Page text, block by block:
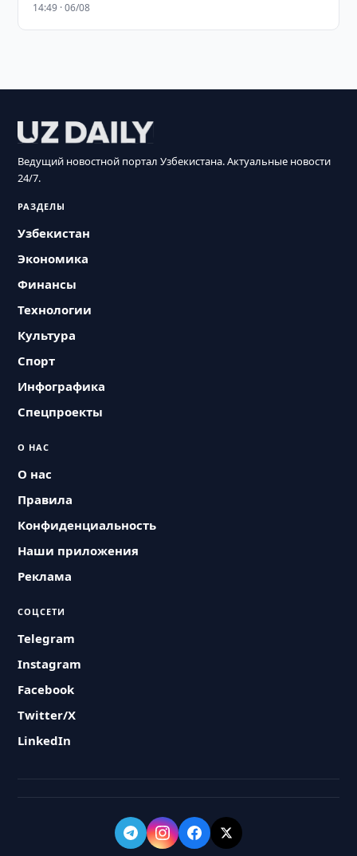
14:49 · 06/08
Ведущий новостной портал Узбекистана. Актуальные новости
24/7.
РАЗДЕЛЫ
Узбекистан
Экономика
Финансы
Технологии
Культура
Спорт
Инфографика
Спецпроекты
О НАС
О нас
Правила
Конфиденциальность
Наши приложения
Реклама
СОЦСЕТИ
Telegram
Instagram
Facebook
Twitter/X
LinkedIn